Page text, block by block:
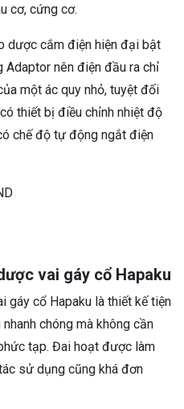
cơ, cứng cơ.
dược cắm điện hiện đại bật
nên điện đầu ra chỉ
một ác quy nhỏ, tuyệt đối
thiết bị điều chỉnh nhiệt độ
chế độ tự động ngắt điện
vai gáy cổ Hapaku
gáy cổ Hapaku là thiết kế tiện
chóng mà không cần
tạp. Đai hoạt được làm
sử dụng cũng khá đơn